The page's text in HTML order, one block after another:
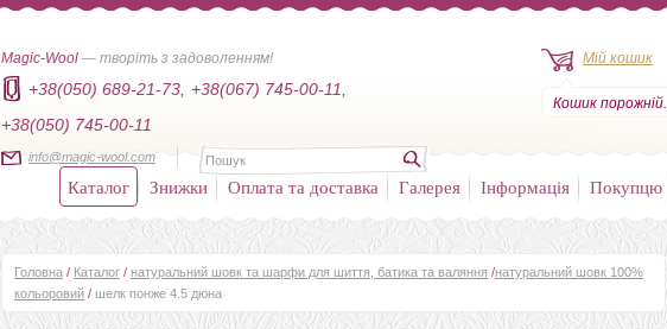
Magic-Wool — творіть з задоволенням!
+38(050) 689-21-73,
+38(067) 745-00-11,
+38(050) 745-00-11
info@magic-wool.com
Мій кошик
Кошик порожній.
Каталог Знижки Оплата та доставка Галерея Інформація Покупцю
Головна / Каталог / натуральний шовк та шарфи для шиття, батика та валяння /натуральний шовк 100%
кольоровий / шелк понже 4.5 дюна